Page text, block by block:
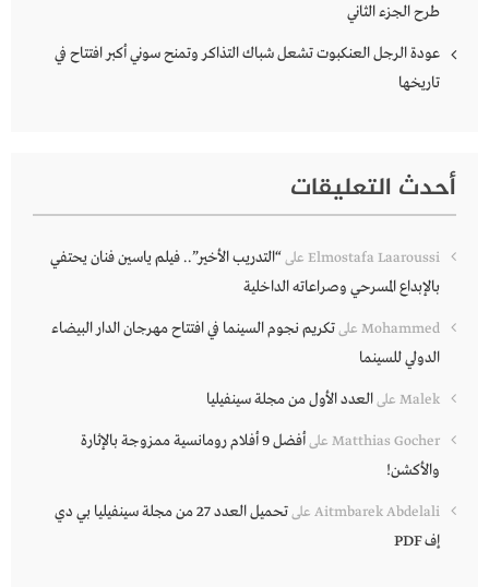
طرح الجزء الثاني
عودة الرجل العنكبوت تشعل شباك التذاكر وتمنح سوني أكبر افتتاح في
تاريخها
أحدث التعليقات
Elmostafa Laaroussi على“التدريب الأخير”.. فيلم ياسين فنان يحتفي
بالإبداع المسرحي وصراعاته الداخلية
Mohammed علىتكريم نجوم السينما في افتتاح مهرجان الدار البيضاء
الدولي للسينما
Malek علىالعدد الأول من مجلة سينفيليا
Matthias Gocher على
أفضل 9 أفلام رومانسية ممزوجة بالإثارة
والأكشن!
Aitmbarek Abdelali على
تحميل العدد 27 من مجلة سينفيليا بي دي
إف PDF